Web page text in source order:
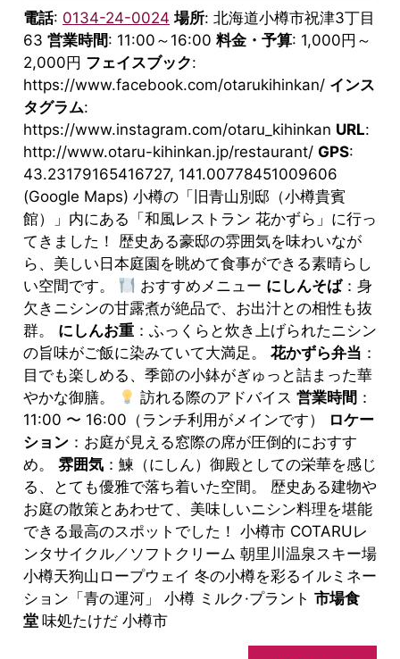
電話: 0134-24-0024 場所: 北海道小樽市祝津3丁目
63 営業時間: 11:00～16:00 料金・予算: 1,000円～
2,000円 フェイスブック:
https://www.facebook.com/otarukihinkan/ インス
タグラム:
https://www.instagram.com/otaru_kihinkan URL:
http://www.otaru-kihinkan.jp/restaurant/ GPS:
43.23179165416727, 141.00778451009606
(Google Maps) 小樽の「旧青山別邸（小樽貴賓
館）」内にある「和風レストラン 花かずら」に行っ
てきました！ 歴史ある豪邸の雰囲気を味わいなが
ら、美しい日本庭園を眺めて食事ができる素晴らし
い空間です。
おすすめメニュー にしんそば：身
欠きニシンの甘露煮が絶品で、お出汁との相性も抜
群。 にしんお重 ：ふっくらと炊き上げられたニシン
の旨味がご飯に染みていて大満足。 花かずら弁当 ：
目でも楽しめる、季節の小鉢がぎゅっと詰まった華
やかな御膳。
訪れる際のアドバイス営業時間 ：
11:00 〜 16:00（ランチ利用がメインです）
ロケー
ション ：お庭が見える窓際の席が圧倒的におすす
め。 雰囲気 ：鰊（にしん）御殿としての栄華を感じ
る、とても優雅で落ち着いた空間。 歴史ある建物や
お庭の散策とあわせて、美味しいニシン料理を堪能
できる最高のスポットでした！ 小樽市 COTARUレ
ンタサイクル／ソフトクリーム 朝里川温泉スキー場
小樽天狗山ロープウェイ 冬の小樽を彩るイルミネー
ション「青の運河」 小樽 ミルク·プラント 市場食
堂 味処たけだ 小樽市